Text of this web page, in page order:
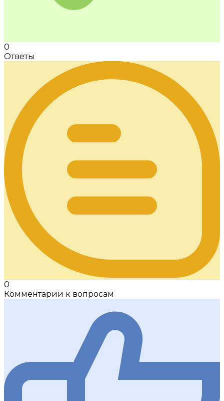
0
Ответы
0
Комментарии к вопросам